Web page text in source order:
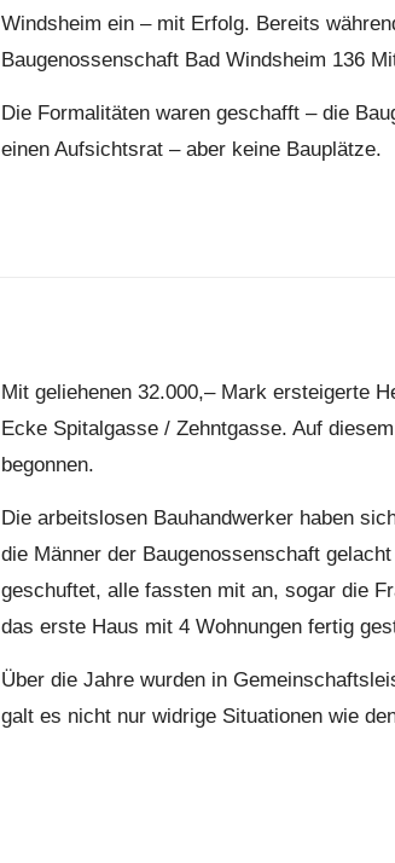
Windsheim ein – mit Erfolg. Bereits
Baugenossenschaft Bad Windsheim 136
Die Formalitäten waren geschafft – die
einen Aufsichtsrat – aber keine Bauplätze.
Mit geliehenen 32.000,– Mark ersteigerte
Ecke Spitalgasse / Zehntgasse. Auf
begonnen.
Die arbeitslosen Bauhandwerker haben
die Männer der Baugenossenschaft
geschuftet, alle fassten mit an, sogar die
das erste Haus mit 4 Wohnungen fertig
Über die Jahre wurden in
galt es nicht nur widrige Situationen wie